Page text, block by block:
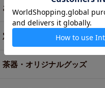
お買い得商品
定期便
茶器・オリジナルグッズ